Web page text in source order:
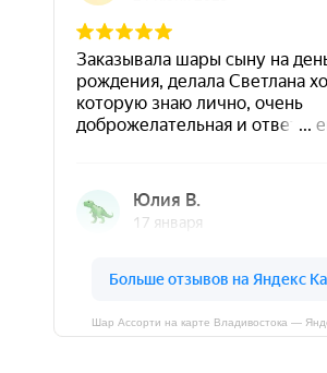
Шар Ассорти на карте Владивостока —